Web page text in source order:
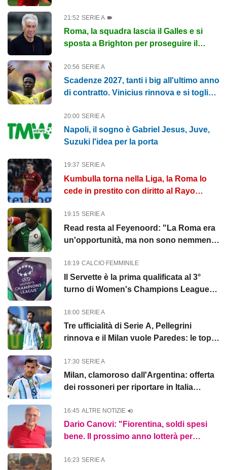
21:52 SERIE A
Roma, la squadra lascia il Galles e si
sposta a Brighton per proseguire il
20:56 SERIE A
Scadenze 2027, tanti i big all'ultimo anno
di contratto. Vinicius rinnova e si toglie
20:00 SERIE A
Napoli, il sogno è Gabriel Jesus, Juve,
Suzuki l'idea per la porta
19:37 SERIE A
Kumbulla torna nella Liga, la Roma lo
cede in prestito con diritto al Rayo
19:15 SERIE A
Read resta al Feyenoord: "La Roma era
un'opportunità, ma non sono nemmeno
18:19 CALCIO FEMMINILE
Il Servette è la prima qualificata al 3°
turno di Women's Champions League:
18:00 SERIE A
Tre ufficialità di Serie A, Pellegrini
rinnova e il Milan vuole Paredes: le top
17:30 SERIE A
Milan, clamoroso dall'Argentina: offerta
dei rossoneri per riportare in Italia
16:45 ALTRE NOTIZIE
Dario Canovi: "Fiorentina, soldi spesi
bene. Il prossimo anno lotterà per
16:23 SERIE A